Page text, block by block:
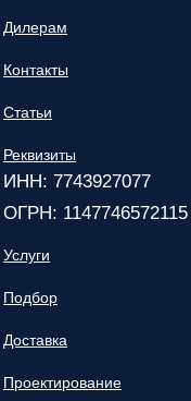
Дилерам
Контакты
Статьи
Реквизиты
ИНН: 7743927077
ОГРН: 1147746572115
Услуги
Подбор
Доставка
Проектирование